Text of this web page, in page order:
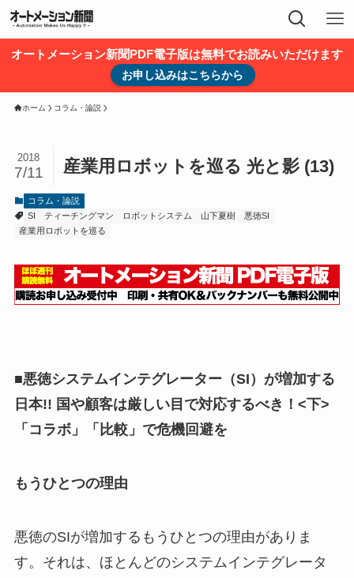
オートメーション新聞PDF電子版は無料でお読みいただけます
お申し込みはこちらから
ホーム コラム・論説
産業用ロボットを巡る 光と影 (13)
2018
7/11
コラム・論説
SI
ティーチングマン ロボットシステム 山下夏樹
悪徳SI
産業用ロボットを巡る
■悪徳システムインテグレーター（SI）が増加する
日本!! 国や顧客は厳しい目で対応するべき！<下>
「コラボ」「比較」で危機回避を
もうひとつの理由
悪徳のSIが増加するもうひとつの理由がありま
す。それは、ほとんどのシステムインテグレータ